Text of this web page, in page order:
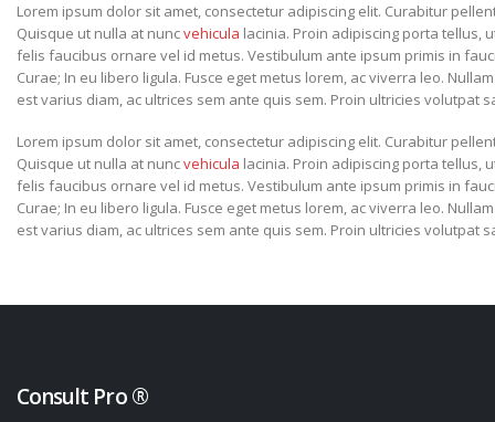
Lorem ipsum dolor sit amet, consectetur adipiscing elit. Curabitur
Quisque ut nulla at nuncvehicula lacinia. Proin adipiscing porta tellus,
felis faucibus ornare vel id metus. Vestibulum ante ipsum primis in
Curae; In eu libero ligula. Fusce eget metus lorem, ac viverra leo.
est varius diam, ac ultrices sem ante quis sem. Proin ultricies volutpat
Lorem ipsum dolor sit amet, consectetur adipiscing elit. Curabitur
Quisque ut nulla at nuncvehicula lacinia. Proin adipiscing porta tellus,
felis faucibus ornare vel id metus. Vestibulum ante ipsum primis in
Curae; In eu libero ligula. Fusce eget metus lorem, ac viverra leo.
est varius diam, ac ultrices sem ante quis sem. Proin ultricies volutpat
Consult Pro ®